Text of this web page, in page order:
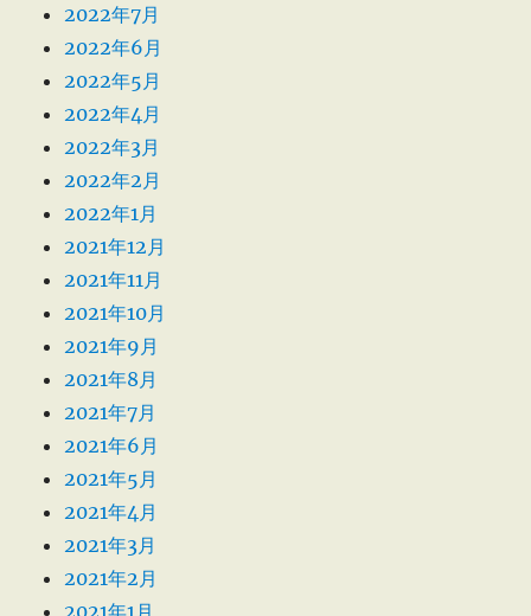
2022年7月
2022年6月
2022年5月
2022年4月
2022年3月
2022年2月
2022年1月
2021年12月
2021年11月
2021年10月
2021年9月
2021年8月
2021年7月
2021年6月
2021年5月
2021年4月
2021年3月
2021年2月
2021年1月